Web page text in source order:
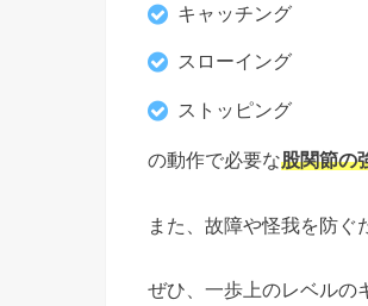
キャッチング
スローイング
ストッピング
の動作で必要な股関節の
また、故障や怪我を防ぐ
ぜひ、一歩上のレベルの